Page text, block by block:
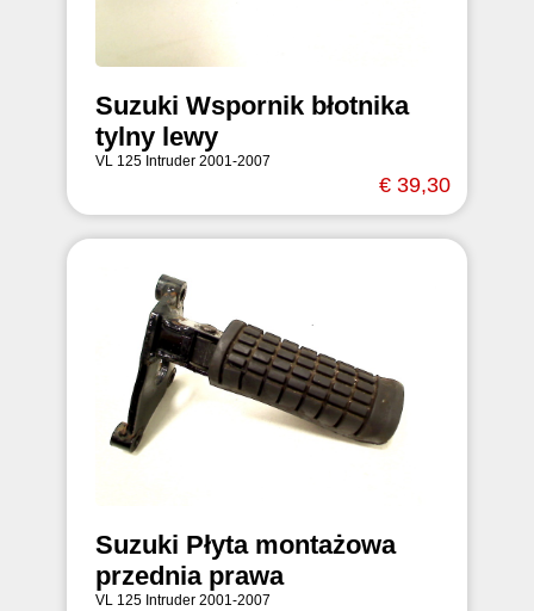
Suzuki Wspornik błotnika
tylny lewy
VL 125 Intruder 2001-2007
€ 39,30
Suzuki Płyta montażowa
przednia prawa
VL 125 Intruder 2001-2007